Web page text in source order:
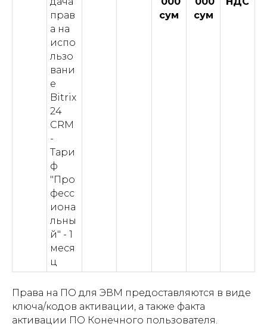
прав
а на
испо
льзо
вани
е
Bitrix
24
CRM
-
Тари
ф
"Про
фесс
иона
льны
й" - 1
меся
ц
сум
сум
Права на ПО для ЭВМ предоставляются в виде
ключа/кодов активации, а также факта
активации ПО Конечного пользователя.